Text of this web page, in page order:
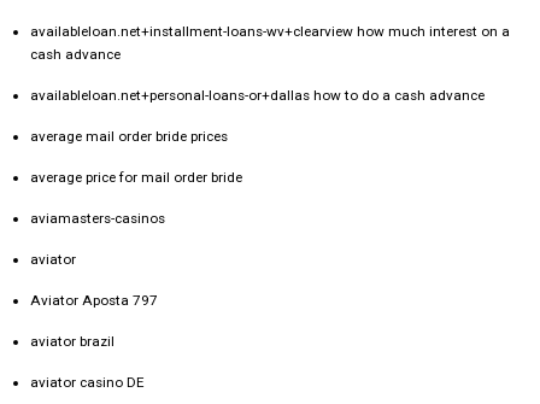
availableloan.net+installment-loans-wv+clearview how much interest on a
cash advance
availableloan.net+personal-loans-or+dallas how to do a cash advance
average mail order bride prices
average price for mail order bride
aviamasters-casinos
aviator
Aviator Aposta 797
aviator brazil
aviator casino DE